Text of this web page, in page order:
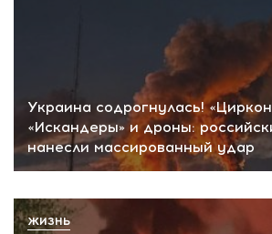
Украина содрогнулась!
«Искандеры» и дроны:
нанесли массированный удар
ЖИЗНЬ